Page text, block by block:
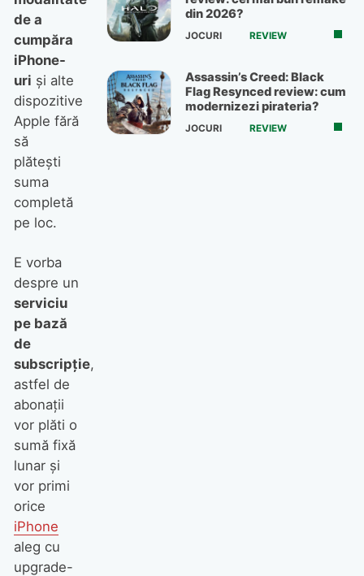
de a
cumpăra
iPhone-
uri şi alte
dispozitive
Apple fără
să
plăteşti
suma
completă
pe loc.
E vorba
despre un
serviciu
pe bază
de
subscripţie,
astfel de
abonaţii
vor plăti o
sumă fixă
lunar şi
vor primi
orice
iPhone
aleg cu
upgrade-
din 2026?
JOCURI REVIEW
Assassin’s Creed: Black
Flag Resynced review: cum
modernizezi pirateria?
JOCURI REVIEW